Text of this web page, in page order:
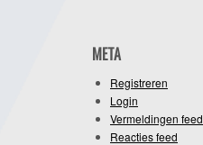
META
Registreren
Login
Vermeldingen feed
Reacties feed